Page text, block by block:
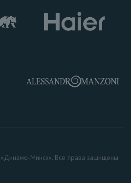
Минск». Все права защищены